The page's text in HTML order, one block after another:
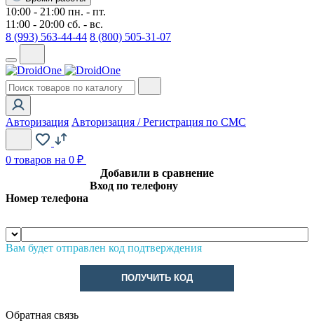
10:00 - 21:00 пн. - пт.
11:00 - 20:00 сб. - вс.
8 (993) 563-44-44 8 (800) 505-31-07
Авторизация Авторизация / Регистрация по СМС
0 товаров на 0 ₽
Добавили в сравнение
Вход по телефону
Номер телефона
Вам будет отправлен код подтверждения
ПОЛУЧИТЬ КОД
Обратная связь